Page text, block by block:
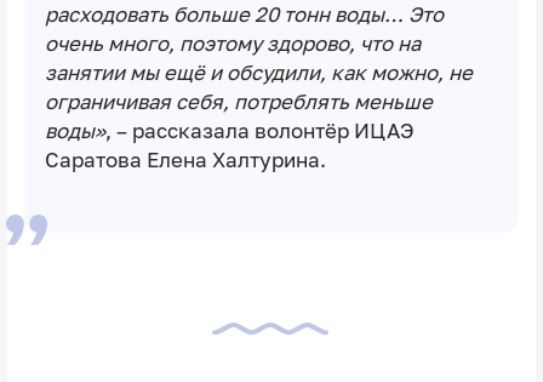
расходовать больше 20 тонн воды… Это
очень много, поэтому здорово, что на
занятии мы ещё и обсудили, как можно, не
ограничивая себя, потреблять меньше
воды», – рассказала волонтёр ИЦАЭ
Саратова Елена Халтурина.